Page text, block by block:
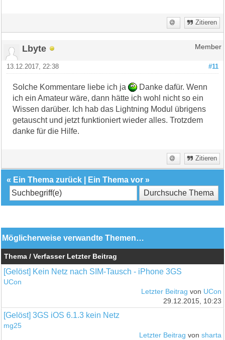
Zitieren
Lbyte Member
#11
13.12.2017, 22:38
Solche Kommentare liebe ich ja
Danke dafür. Wenn
ich ein Amateur wäre, dann hätte ich wohl nicht so ein
Wissen darüber. Ich hab das Lightning Modul übrigens
getauscht und jetzt funktioniert wieder alles. Trotzdem
danke für die Hilfe.
Zitieren
« Ein Thema zurück Ein Thema vor »
Möglicherweise verwandte Themen…
Thema / Verfasser Letzter Beitrag
[Gelöst] Kein Netz nach SIM-Tausch - iPhone 3GS
UCon
Letzter Beitrag von UCon
29.12.2015, 10:23
[Gelöst] 3GS iOS 6.1.3 kein Netz
mg25
Letzter Beitrag von sharta